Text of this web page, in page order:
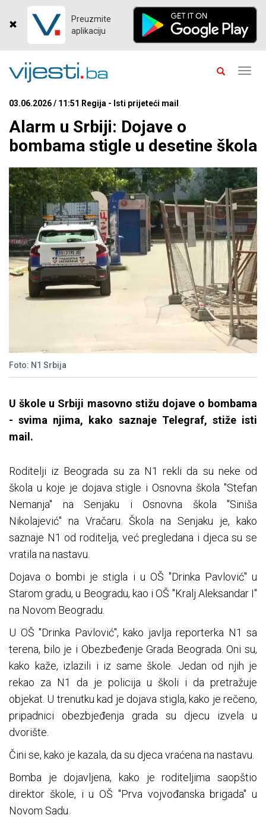
Preuzmite
aplikaciju
03.06.2026 / 11:51 Regija - Isti prijeteći mail
Alarm u Srbiji: Dojave o
bombama stigle u desetine škola
Foto: N1 Srbija
U škole u Srbiji masovno stižu dojave o bombama
- svima njima, kako saznaje Telegraf, stiže isti
mail.
Roditelji iz Beograda su za N1 rekli da su neke od
škola u koje je dojava stigle i Osnovna škola "Stefan
Nemanja" na Senjaku i Osnovna škola "Siniša
Nikolajević" na Vračaru. Škola na Senjaku je, kako
saznaje N1 od roditelja, već pregledana i djeca su se
vratila na nastavu.
Dojava o bombi je stigla i u OŠ "Drinka Pavlović" u
Starom gradu, u Beogradu, kao i OŠ "Kralj Aleksandar I"
na Novom Beogradu.
U OŠ "Drinka Pavlović", kako javlja reporterka N1 sa
terena, bilo je i Obezbeđenje Grada Beograda. Oni su,
kako kaže, izlazili i iz same škole. Jedan od njih je
rekao za N1 da je policija u školi i da pretražuje
objekat. U trenutku kad je dojava stigla, kako je rečeno,
pripadnici obezbjeđenja grada su djecu izvela u
dvorište.
Čini se, kako je kazala, da su djeca vraćena na nastavu.
Bomba je dojavljena, kako je roditeljima saopštio
direktor škole, i u OŠ "Prva vojvođanska brigada" u
Novom Sadu.